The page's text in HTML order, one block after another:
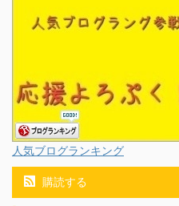
人気ブログランキング
購読する